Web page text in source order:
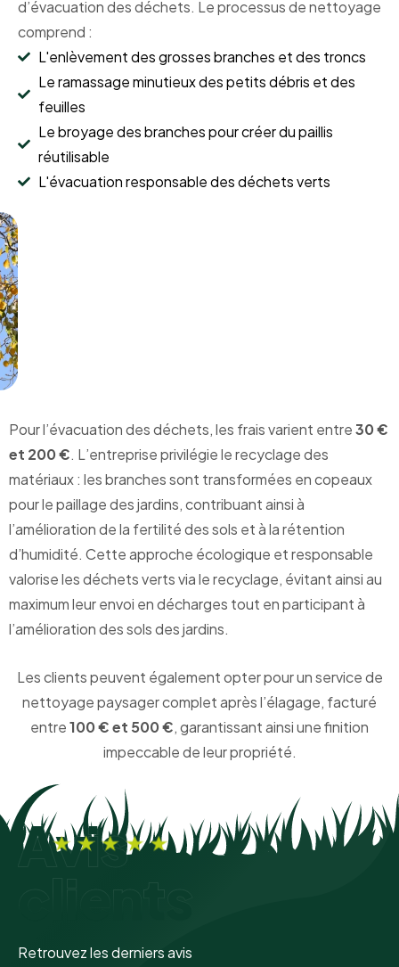
d’évacuation des déchets. Le processus de nettoyage
comprend :
L'enlèvement des grosses branches et des troncs
Le ramassage minutieux des petits débris et des
feuilles
Le broyage des branches pour créer du paillis
réutilisable
L'évacuation responsable des déchets verts
Pour l’évacuation des déchets, les frais varient entre30 €
et 200 €. L’entreprise privilégie le recyclage des
matériaux : les branches sont transformées en copeaux
pour le paillage des jardins, contribuant ainsi à
l’amélioration de la fertilité des sols et à la rétention
d’humidité. Cette approche écologique et responsable
valorise les déchets verts via le recyclage, évitant ainsi au
maximum leur envoi en décharges tout en participant à
l’amélioration des sols des jardins.
Les clients peuvent également opter pour un service de
nettoyage paysager complet après l’élagage, facturé
entre100 € et 500 €, garantissant ainsi une finition
impeccable de leur propriété.
Avis
Retrouvez les derniers avis